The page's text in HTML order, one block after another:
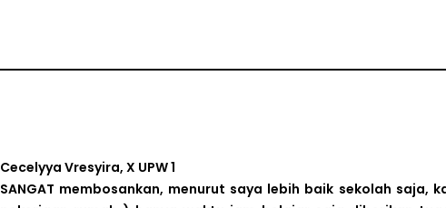
Cecelyya Vresyira, X UPW 1
SANGAT membosankan, menurut saya lebih baik sekolah saja,